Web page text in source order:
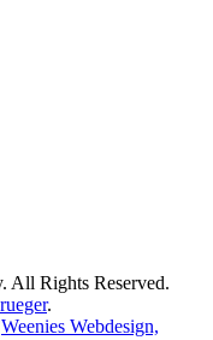
All Rights Reserved.
.
Weenies Webdesign,